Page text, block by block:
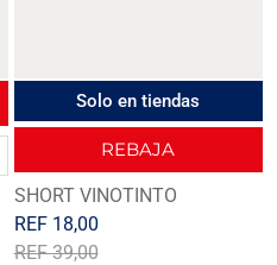
Solo en tiendas
REBAJA
SHORT VINOTINTO
REF39,00
REF 18,00